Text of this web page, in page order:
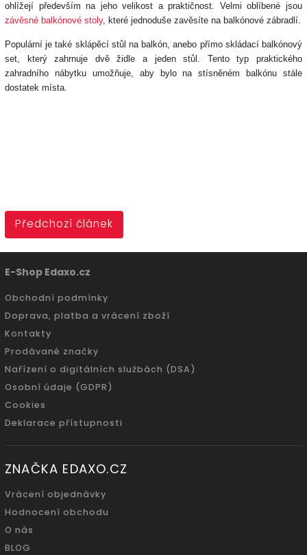
ohlížejí především na jeho velikost a praktičnost. Velmi oblíbené jsou
závěsné balkónové stoly, které jednoduše zavěsíte na balkónové zábradlí.
Populární je také sklápěcí stůl na balkón, anebo přímo skládací balkónový
set, který zahrnuje dvě židle a jeden stůl. Tento typ praktického
zahradního nábytku umožňuje, aby bylo na stísněném balkónu stále
dostatek místa.
Předchozí článek
E-Shop Edaxo.cz
Obchodní podmínky
Doprava, platba a vrácení zboží
Kontakty
Prodávané značky
Nařízení o digitálních službách (DSA)
Osobní údaje (GDPR)
Cookies
Deklarace přístupnosti
ZNAČKA EDAXO.CZ
Vrácení objednávky
Hodnocení obchodu
O nás
BLOG